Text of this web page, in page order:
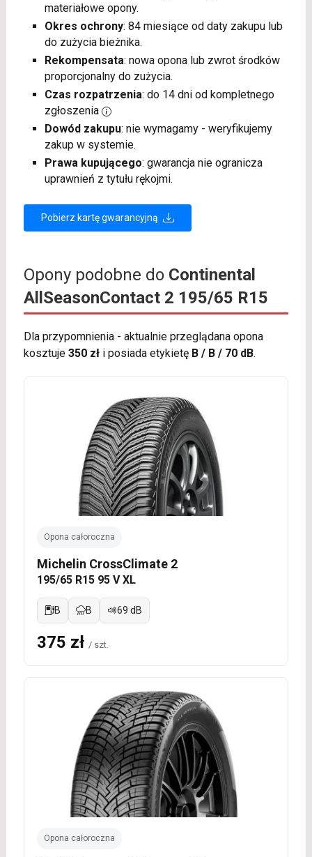
materiałowe opony.
Okres ochrony: 84 miesiące od daty zakupu lub
do zużycia bieżnika.
Rekompensata: nowa opona lub zwrot środków
proporcjonalny do zużycia.
Czas rozpatrzenia: do 14 dni od kompletnego
zgłoszenia
Dowód zakupu: nie wymagamy - weryfikujemy
zakup w systemie.
Prawa kupującego: gwarancja nie ogranicza
uprawnień z tytułu rękojmi.
Pobierz kartę gwarancyjną
Opony podobne do Continental
AllSeasonContact 2 195/65 R15
Dla przypomnienia - aktualnie przeglądana opona
kosztuje 350 złi posiada etykietę B / B / 70 dB.
Opona całoroczna
Michelin CrossClimate 2
195/65 R15 95 V XL
B B 69 dB
375 zł / szt.
Opona całoroczna